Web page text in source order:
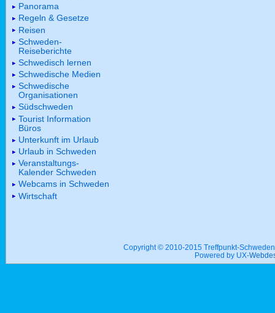
Panorama
Regeln & Gesetze
Reisen
Schweden-
Reiseberichte
Schwedisch lernen
Schwedische Medien
Schwedische
Organisationen
Südschweden
Tourist Information
Büros
Unterkunft im Urlaub
Urlaub in Schweden
Veranstaltungs-
Kalender Schweden
Webcams in Schweden
Wirtschaft
Copyright © 2010-2015 Treffpunkt-
Powered by UX-